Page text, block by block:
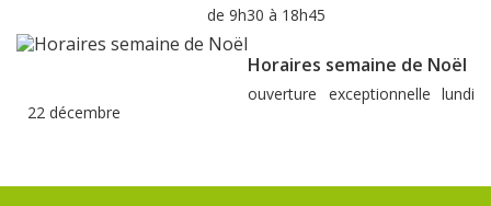
de 9h30 à 18h45
Horaires semaine de Noël
ouverture exceptionnelle lundi
22 décembre